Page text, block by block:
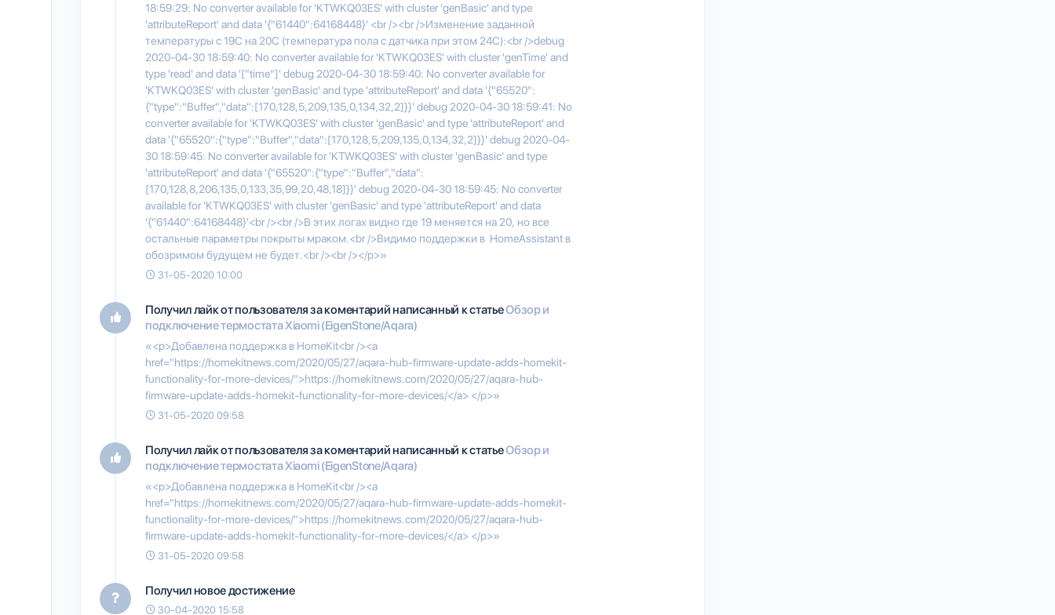
18:59:29: No converter available for 'KTWKQ03ES' with cluster 'genBasic' and type
'attributeReport' and data '{"61440":64168448}' <br /><br />Изменение заданной
температуры с 19C на 20C (температура пола с датчика при этом 24C):<br />debug
2020-04-30 18:59:40: No converter available for 'KTWKQ03ES' with cluster 'genTime' and
type 'read' and data '["time"]' debug 2020-04-30 18:59:40: No converter available for
'KTWKQ03ES' with cluster 'genBasic' and type 'attributeReport' and data '{"65520":
{"type":"Buffer","data":[170,128,5,209,135,0,134,32,2]}}' debug 2020-04-30 18:59:41: No
converter available for 'KTWKQ03ES' with cluster 'genBasic' and type 'attributeReport' and
data '{"65520":{"type":"Buffer","data":[170,128,5,209,135,0,134,32,2]}}' debug 2020-04-
30 18:59:45: No converter available for 'KTWKQ03ES' with cluster 'genBasic' and type
'attributeReport' and data '{"65520":{"type":"Buffer","data":
[170,128,8,206,135,0,133,35,99,20,48,18]}}' debug 2020-04-30 18:59:45: No converter
available for 'KTWKQ03ES' with cluster 'genBasic' and type 'attributeReport' and data
'{"61440":64168448}'<br /><br />В этих логах видно где 19 меняется на 20, но все
остальные параметры покрыты мраком.<br />Видимо поддержки в HomeAssistant в
обозримом будущем не будет.<br /><br /></p>»
31-05-2020 10:00
Получил лайк от пользователяза коментарий написанный к статьеОбзор и
подключение термостата Xiaomi (EigenStone/Aqara)
«<p>Добавлена поддержка в HomeKit<br /><a
href="https://homekitnews.com/2020/05/27/aqara-hub-firmware-update-adds-homekit-
functionality-for-more-devices/">https://homekitnews.com/2020/05/27/aqara-hub-
firmware-update-adds-homekit-functionality-for-more-devices/</a> </p>»
31-05-2020 09:58
Получил лайк от пользователяза коментарий написанный к статьеОбзор и
подключение термостата Xiaomi (EigenStone/Aqara)
«<p>Добавлена поддержка в HomeKit<br /><a
href="https://homekitnews.com/2020/05/27/aqara-hub-firmware-update-adds-homekit-
functionality-for-more-devices/">https://homekitnews.com/2020/05/27/aqara-hub-
firmware-update-adds-homekit-functionality-for-more-devices/</a> </p>»
31-05-2020 09:58
Получил новое достижение
30-04-2020 15:58